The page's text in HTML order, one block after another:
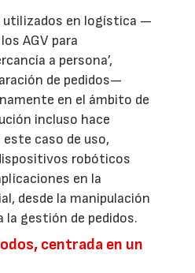
utilizados en logística —
AGV para
a persona’,
de pedidos—
en el ámbito de
incluso hace
caso de uso,
robóticos
en la
desde la manipulación
la gestión de pedidos.
centrada en un